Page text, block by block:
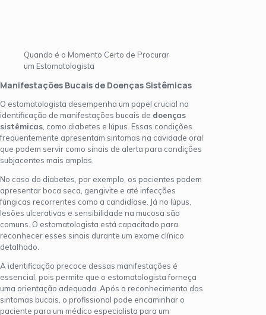
Quando é o Momento Certo de Procurar
um Estomatologista
Manifestações Bucais de Doenças Sistêmicas
O estomatologista desempenha um papel crucial na
identificação de manifestações bucais de doenças
sistêmicas , como diabetes e lúpus. Essas condições
frequentemente apresentam sintomas na cavidade oral
que podem servir como sinais de alerta para condições
subjacentes mais amplas.
No caso do diabetes, por exemplo, os pacientes podem
apresentar boca seca, gengivite e até infecções
fúngicas recorrentes como a candidíase. Já no lúpus,
lesões ulcerativas e sensibilidade na mucosa são
comuns. O estomatologista está capacitado para
reconhecer esses sinais durante um exame clínico
detalhado.
A identificação precoce dessas manifestações é
essencial, pois permite que o estomatologista forneça
uma orientação adequada. Após o reconhecimento dos
sintomas bucais, o profissional pode encaminhar o
paciente para um médico especialista para um